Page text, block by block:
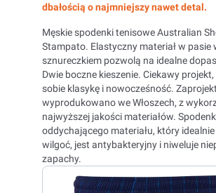
dbałością o najmniejszy nawet detal.
Męskie spodenki tenisowe Australian
Stampato. Elastyczny materiał w pasie
sznureczkiem pozwolą na idealne
Dwie boczne kieszenie. Ciekawy projekt,
sobie klasykę i nowocześność.
wyprodukowano we Włoszech, z
najwyższej jakości materiałów.
oddychającego materiału, który
wilgoć, jest antybakteryjny i niweluje
zapachy.